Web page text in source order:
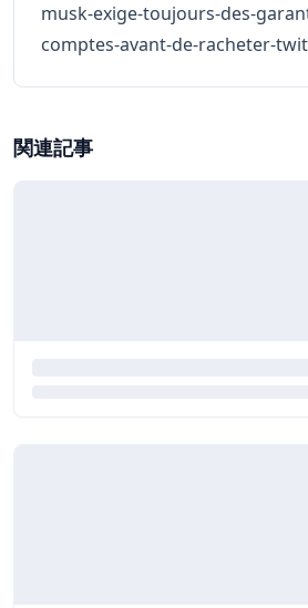
musk-exige-toujours-des-
comptes-avant-de-racheter-
関連記事